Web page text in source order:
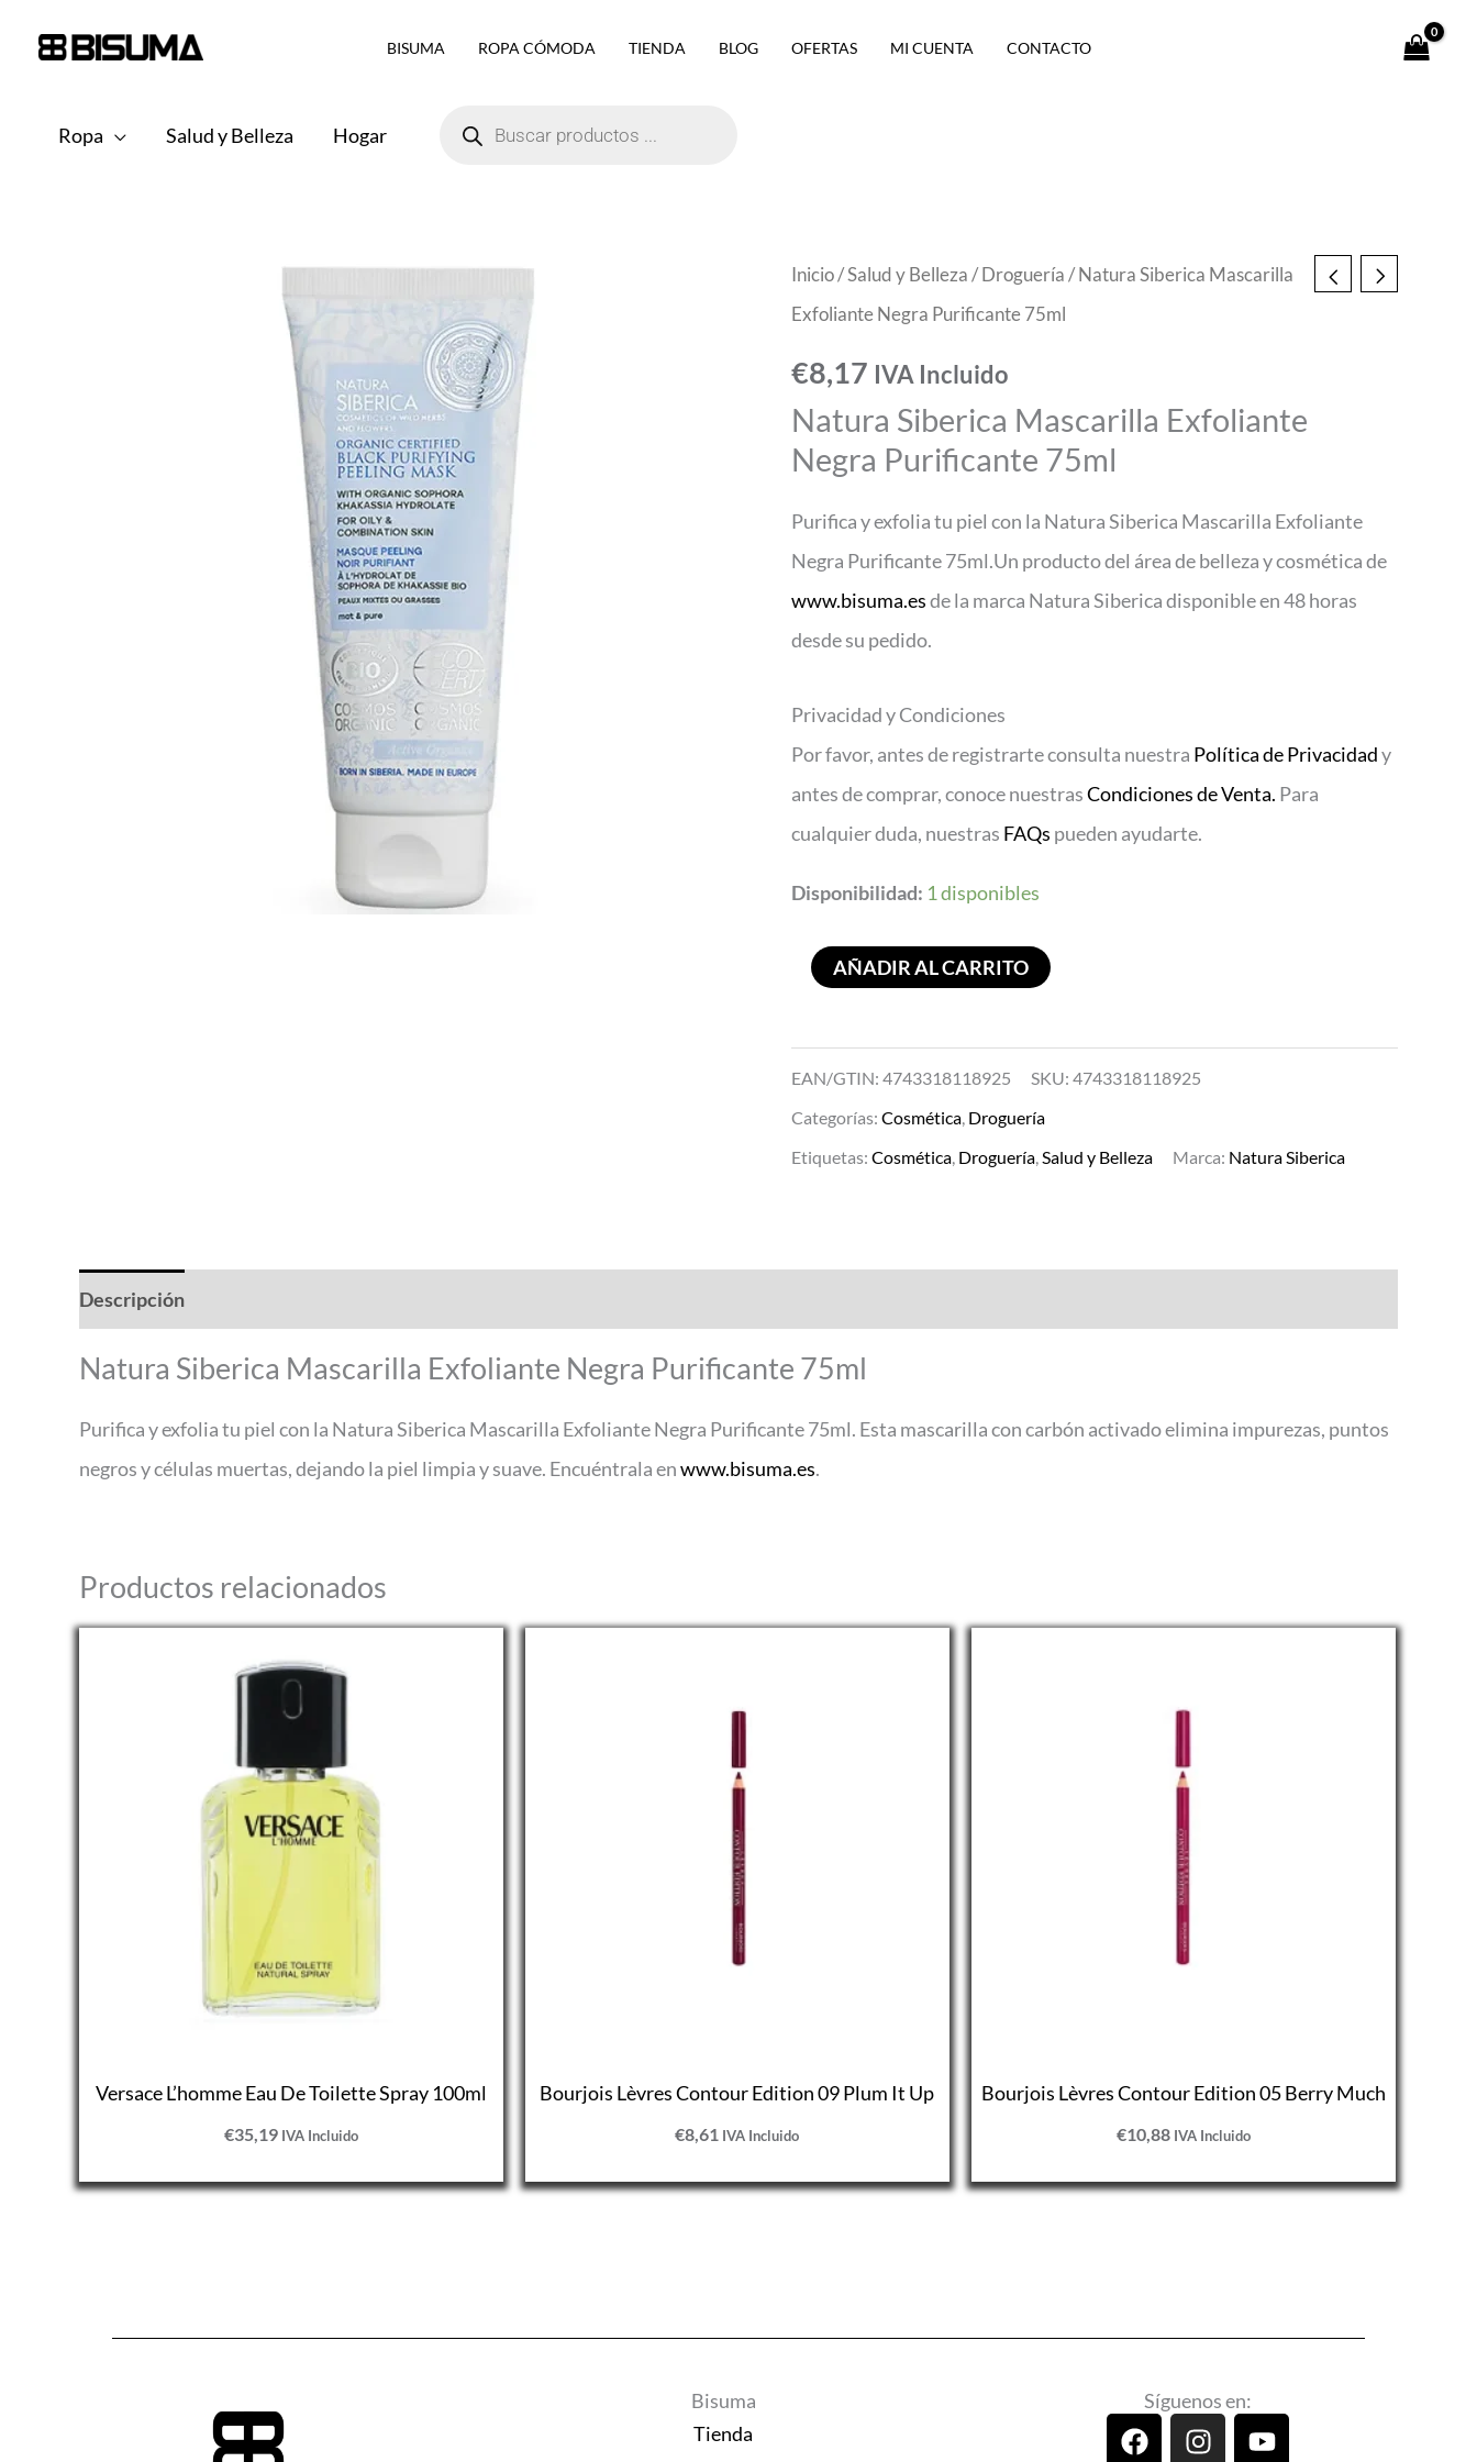
BISUMA ROPA CÓMODA TIENDA BLOG OFERTAS MI CUENTA CONTACTO
Ropa Salud y Belleza Hogar
productos
Inicio/Salud y Belleza / Droguería / Natura Siberica Mascarilla
Exfoliante Negra Purificante 75ml
€8,17 IVA Incluido
Natura Siberica Mascarilla Exfoliante
Negra Purificante 75ml
Purifica y exfolia tu piel con la Natura Siberica Mascarilla Exfoliante
Negra Purificante 75ml.Un producto del área de belleza y cosmética de
www.bisuma.esde la marca Natura Siberica disponible en 48 horas
desde su pedido.
Privacidad y Condiciones
Por favor, antes de registrarte consulta nuestra Política de Privacidady
antes de comprar, conoce nuestrasCondiciones de Venta. Para
cualquier duda, nuestras FAQs pueden ayudarte.
Disponibilidad: 1 disponibles
Natura
Siberica
Exfoliante
Negra
Purificante
75ml
cantidad
AÑADIR AL CARRITO
EAN/GTIN: 4743318118925 SKU: 4743318118925
Categorías: Cosmética Droguería
Etiquetas: Cosmética Droguería Salud y Belleza Marca: Natura Siberica
Descripción
Natura Siberica Mascarilla Exfoliante Negra Purificante 75ml
Purifica y exfolia tu piel con la Natura Siberica Mascarilla Exfoliante Negra Purificante 75ml. Esta mascarilla con carbón activado elimina impurezas, puntos
negros y células muertas, dejando la piel limpia y suave. Encuéntrala enwww.bisuma.es.
Productos relacionados
Versace L’homme Eau De Toilette Spray 100ml
€35,19 IVA Incluido
Bourjois Lèvres Contour Edition 09 Plum It Up
€8,61 IVA Incluido
Bourjois Lèvres Contour Edition 05 Berry Much
€10,88 IVA Incluido
Bisuma
Tienda
Síguenos en:
F
a
I
n
Y
o